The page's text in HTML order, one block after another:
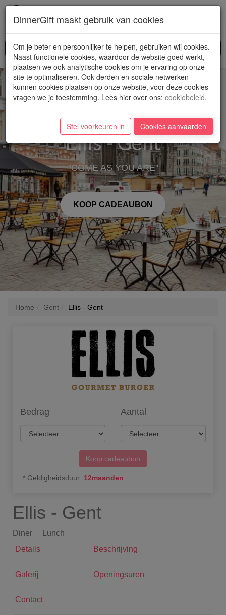
Ellis - Gent
"COME AS YOU ARE"
KOOP CADEAUBON
Home Gent Ellis - Gent
Bedrag Aantal
Koop cadeaubon
* Geldigheidsduur: 12maanden
Ellis - Gent
Diner
Lunch
Details
Beschrijving
Galerij Openingsuren
Contact
DinnerGift maakt gebruik van cookies
Om je beter en persoonlijker te helpen, gebruiken wij cookies.
Naast functionele cookies, waardoor de website goed werkt,
plaatsen we ook analytische cookies om je ervaring op onze
site te optimaliseren. Ook derden en sociale netwerken
kunnen cookies plaatsen op onze website, voor deze cookies
vragen we je toestemming. Lees hier over ons: cookiebeleid.
Stel voorkeuren in Cookies aanvaarden